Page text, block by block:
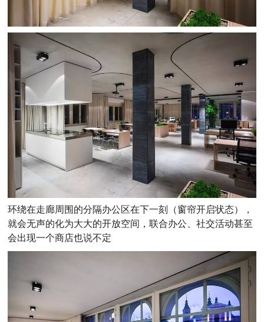
环绕在走廊周围的分隔办公区在下一刻（窗帘开启状态），
就会无声的化为大大的开放空间，联合办公、社交活动甚至
会出现一个商店也说不定